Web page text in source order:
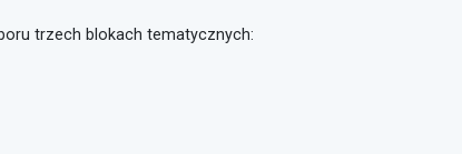
trzech blokach tematycznych: